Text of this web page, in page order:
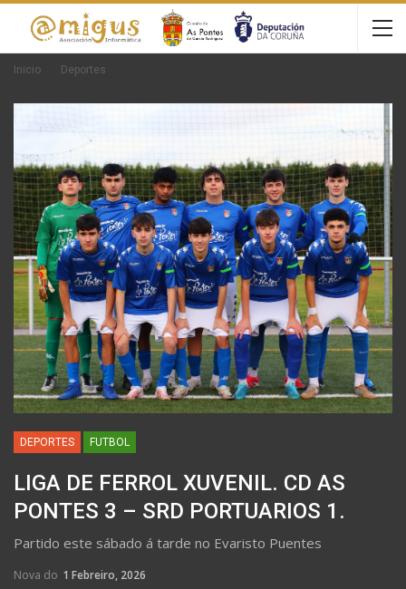
Inicio Deportes
DEPORTES FUTBOL
LIGA DE FERROL XUVENIL. CD AS
PONTES 3 – SRD PORTUARIOS 1.
Partido este sábado á tarde no Evaristo Puentes
Nova do 1 Febreiro, 2026